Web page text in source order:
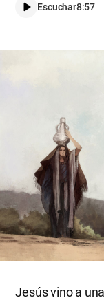
Escuchar8:57
Jesús vino a